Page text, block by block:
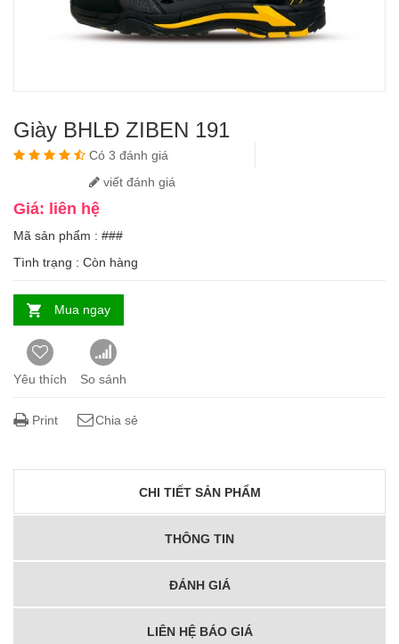
Giày BHLĐ ZIBEN 191
Có 3 đánh giá
viết đánh giá
Giá: liên hệ
Mã sản phẩm : ###
Tình trạng : Còn hàng
Mua ngay
Yêu thích So sánh
Print Chia sẻ
CHI TIẾT SẢN PHẨM
THÔNG TIN
ĐÁNH GIÁ
LIÊN HỆ BÁO GIÁ